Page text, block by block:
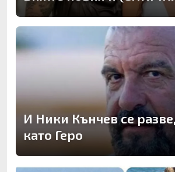
И Ники Кънчев се
като Геро